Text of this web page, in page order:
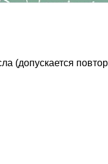
(допускается